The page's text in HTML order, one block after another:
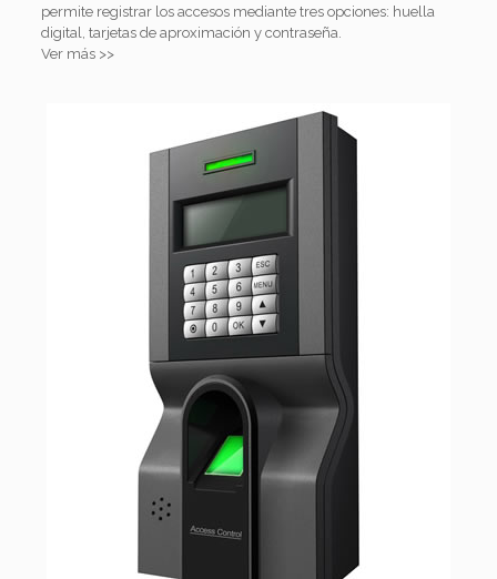
permite registrar los accesos mediante tres opciones: huella
digital, tarjetas de aproximación y contraseña.
Ver más >>